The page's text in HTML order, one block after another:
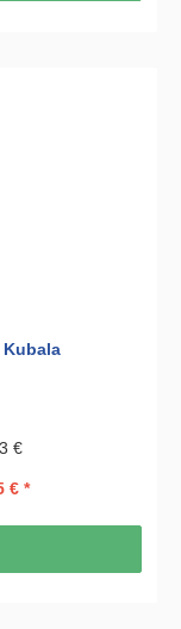
€
€ *